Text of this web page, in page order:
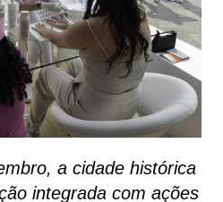
a cidade histórica
integrada com ações